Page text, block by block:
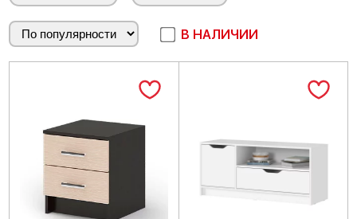
В НАЛИЧИИ